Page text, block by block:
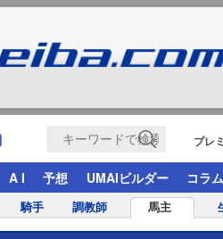
プレ
A I 予想 UMAIビルダー コラム
騎手 調教師 馬主